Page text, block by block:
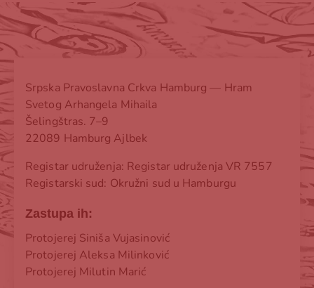
Srpska Pravoslavna Crkva Hamburg — Hram
Svetog Arhangela Mihaila
Šelingštras. 7–9
22089 Hamburg Ajlbek
Registar udruženja: Registar udruženja VR 7557
Registarski sud: Okružni sud u Hamburgu
Zastupa ih:
Protojerej Siniša Vujasinović
Protojerej Aleksa Milinković
Protojerej Milutin Marić